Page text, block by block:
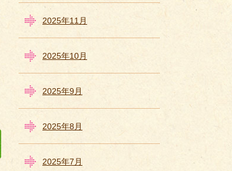
2025年11月
2025年10月
2025年9月
2025年8月
2025年7月